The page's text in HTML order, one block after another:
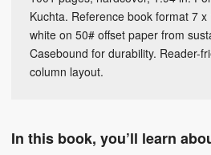
Kuchta. Reference book format 7
white on 50# offset paper from
Casebound for durability. Reader-
column layout.
In this book, you’ll learn